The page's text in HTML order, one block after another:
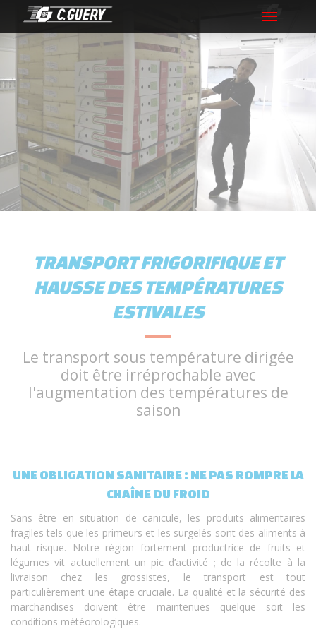
Toggle
navigation
TRANSPORT FRIGORIFIQUE ET
HAUSSE DES TEMPÉRATURES
ESTIVALES
Le transport sous température dirigée
doit être irréprochable avec
l'augmentation des températures de
saison
UNE OBLIGATION SANITAIRE : NE PAS ROMPRE LA
CHAÎNE DU FROID
Sans être en situation de canicule, les produits alimentaires
fragiles tels que les primeurs et les surgelés sont des aliments à
haut risque. Notre région fortement productrice de fruits et
légumes vit actuellement un pic d’activité ; de la récolte à la
livraison chez les grossistes, le transport est tout
particulièrement une étape cruciale. La qualité et la sécurité des
marchandises doivent être maintenues quelque soit les
conditions météorologiques.